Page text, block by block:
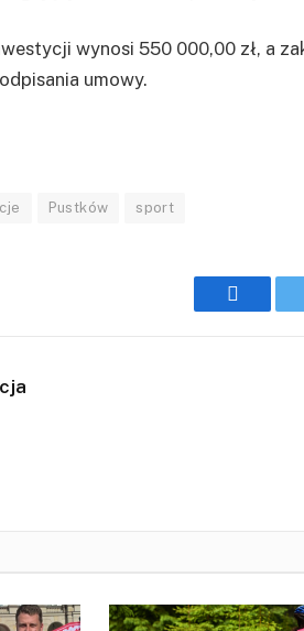
wynosi 550 000,00 zł, a
umowy.
Pustków sport